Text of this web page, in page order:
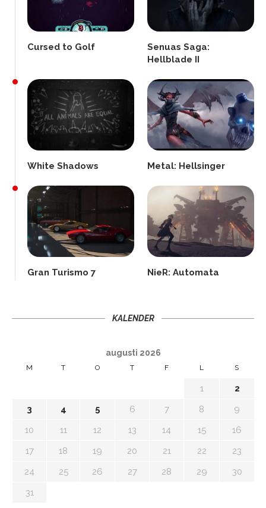
Cursed to Golf
Senuas Saga:
Hellblade II
White Shadows Metal: Hellsinger
Gran Turismo 7 NieR: Automata
KALENDER
augusti 2026
M T O T F L S
1
2
3
4 5 6 7 8
9
10
11 12 13 14 15
16
17
18 19 20 21 22
23
24
25 26 27 28 29
30
31